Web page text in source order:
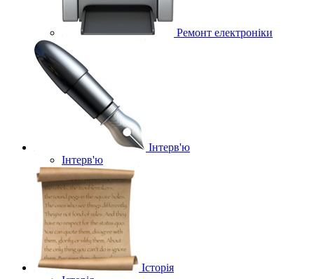
Ремонт електроніки
Інтерв'ю
Інтерв'ю
Історія